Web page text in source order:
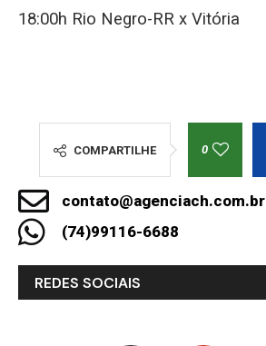
18:00h Rio Negro-RR x Vitória
COMPARTILHE 0
contato@agenciach.com.br
(74)99116-6688
REDES SOCIAIS